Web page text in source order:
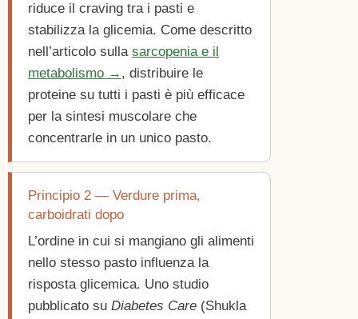
riduce il craving tra i pasti e
stabilizza la glicemia. Come descritto
nell’articolo sulla sarcopenia e il
metabolismo → , distribuire le
proteine su tutti i pasti è più efficace
per la sintesi muscolare che
concentrarle in un unico pasto.
Principio 2 — Verdure prima,
carboidrati dopo
L’ordine in cui si mangiano gli alimenti
nello stesso pasto influenza la
risposta glicemica. Uno studio
pubblicato su Diabetes Care (Shukla